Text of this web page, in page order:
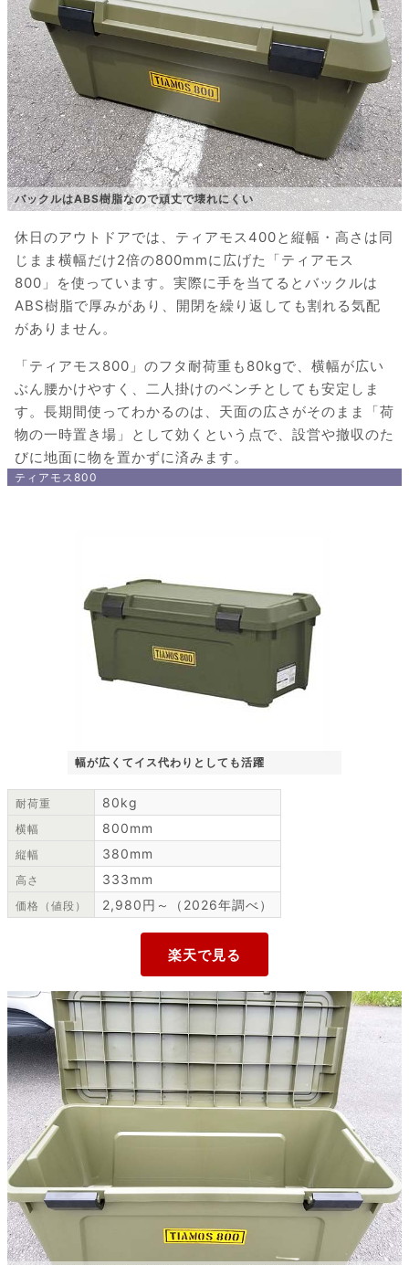
バックルはABS樹脂なので頑丈で壊れにくい
休日のアウトドアでは、ティアモス400と縦幅・高さは同
じまま横幅だけ2倍の800mmに広げた「ティアモス
800」を使っています。実際に手を当てるとバックルは
ABS樹脂で厚みがあり、開閉を繰り返しても割れる気配
がありません。
「ティアモス800」のフタ耐荷重も80kgで、横幅が広い
ぶん腰かけやすく、二人掛けのベンチとしても安定しま
す。長期間使ってわかるのは、天面の広さがそのまま「荷
物の一時置き場」として効くという点で、設営や撤収のた
びに地面に物を置かずに済みます。
ティアモス800
幅が広くてイス代わりとしても活躍
耐荷重 80kg
横幅 800mm
縦幅 380mm
高さ 333mm
価格（値段） 2,980円～（2026年調べ）